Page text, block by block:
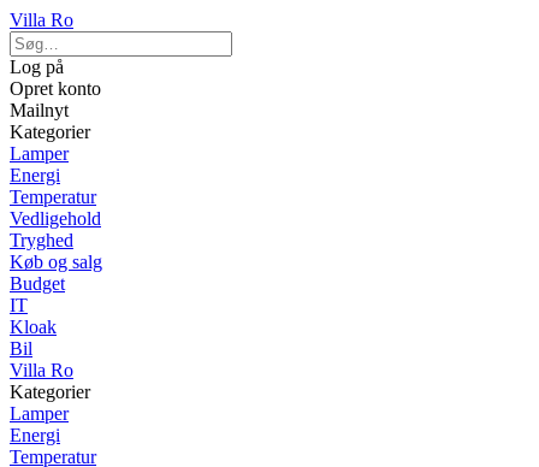
Villa Ro
Log på
Opret konto
Mailnyt
Kategorier
Lamper
Energi
Temperatur
Vedligehold
Tryghed
Køb og salg
Budget
IT
Kloak
Bil
Villa Ro
Kategorier
Lamper
Energi
Temperatur